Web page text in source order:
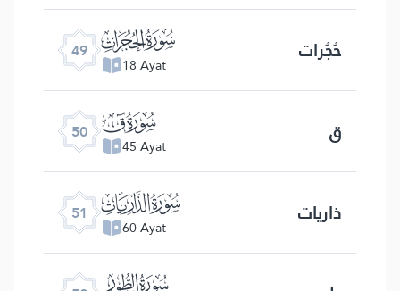
49 ﯞ
18 Ayat حُجُرات
50 ﯟ
45 Ayat ق
51 ﯠ
60 Ayat ذاریات